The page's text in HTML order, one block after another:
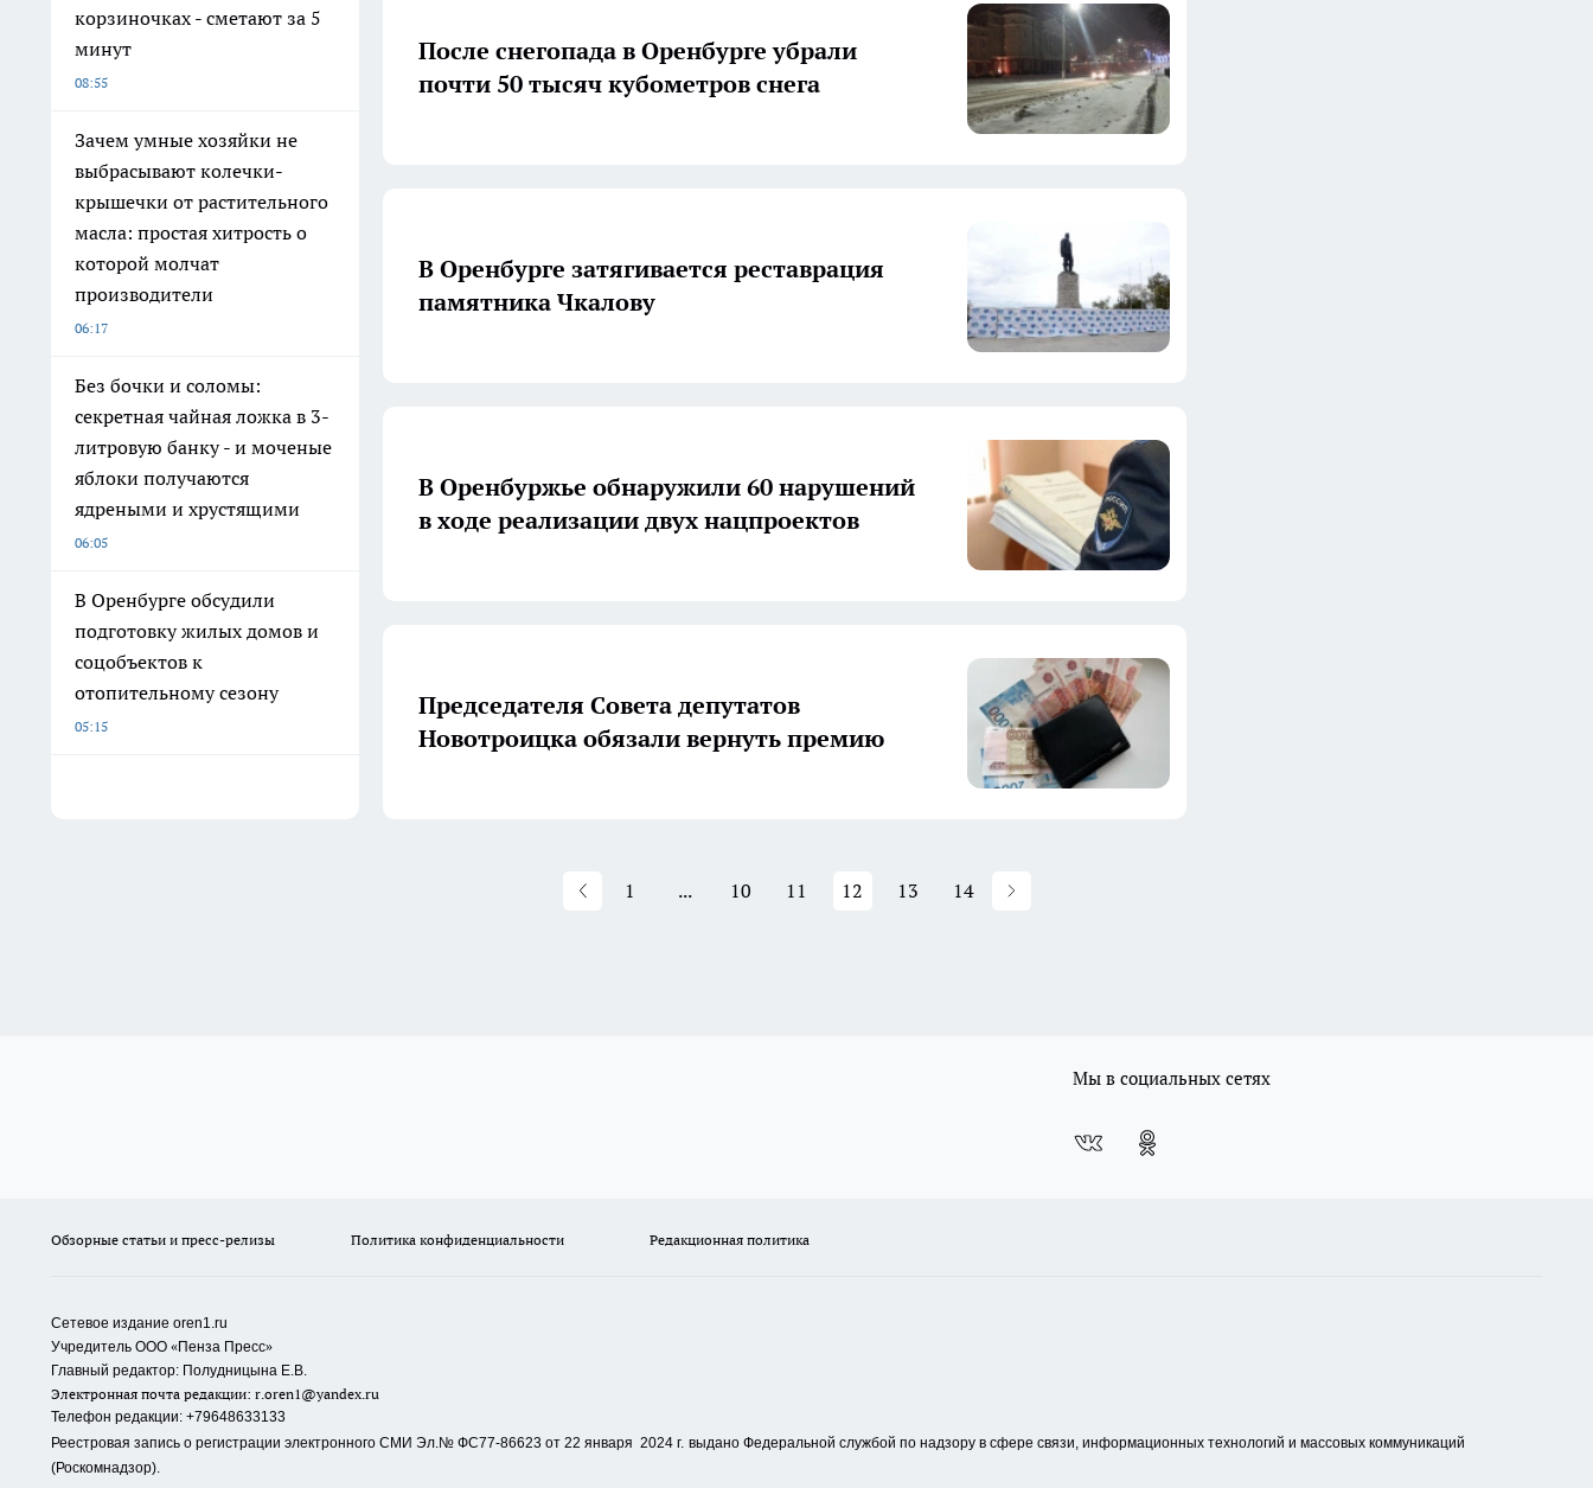
корзиночках - сметают за 5
минут
08:55
Зачем умные хозяйки не
выбрасывают колечки-
крышечки от растительного
масла: простая хитрость о
которой молчат
производители
06:17
Без бочки и соломы:
секретная чайная ложка в 3-
литровую банку - и моченые
яблоки получаются
ядреными и хрустящими
06:05
В Оренбурге обсудили
подготовку жилых домов и
соцобъектов к
отопительному сезону
05:15
После снегопада в Оренбурге убрали
почти 50 тысяч кубометров снега
В Оренбурге затягивается реставрация
памятника Чкалову
В Оренбуржье обнаружили 60 нарушений
в ходе реализации двух нацпроектов
Председателя Совета депутатов
Новотроицка обязали вернуть премию
1 ... 10 11 12 13 14
Мы в социальных сетях
Обзорные статьи и пресс-релизы Политика конфиденциальности Редакционная политика
Сетевое издание oren1.ru
Учредитель ООО «Пенза Пресс»
Главный редактор: Полудницына Е.В.
Электронная почта редакции: r.oren1@yandex.ru
Телефон редакции: +79648633133
Реестровая запись о регистрации электронного СМИ Эл.№ ФС77-86623 от 22 января 2024 г. выдано Федеральной службой по надзору в сфере связи, информационных технологий и массовых коммуникаций
(Роскомнадзор).